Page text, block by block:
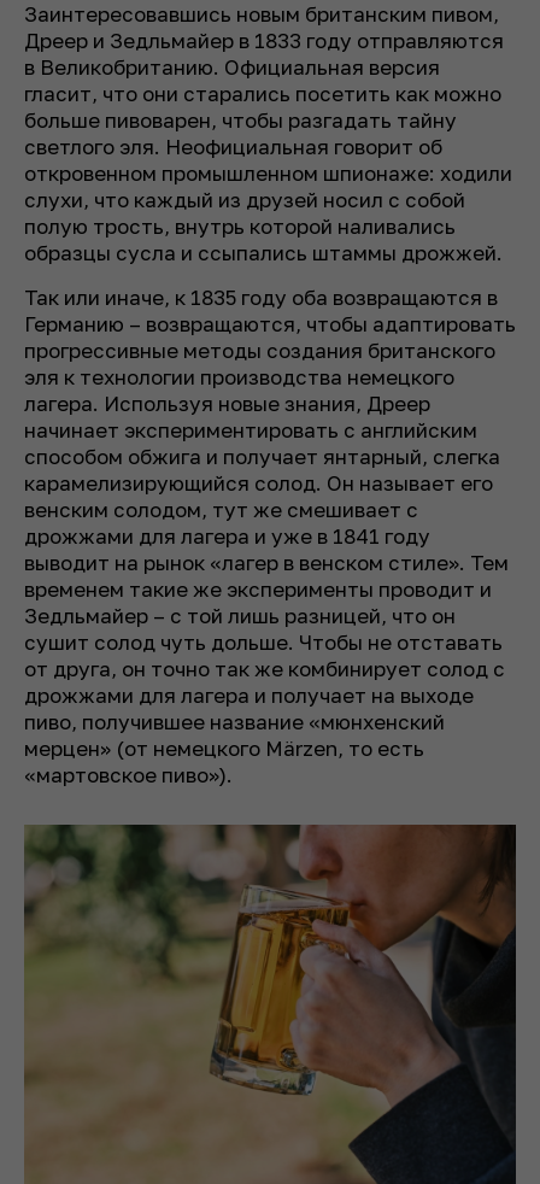
Заинтересовавшись новым британским пивом,
Дреер и Зедльмайер в 1833 году отправляются
в Великобританию. Официальная версия
гласит, что они старались посетить как можно
больше пивоварен, чтобы разгадать тайну
светлого эля. Неофициальная говорит об
откровенном промышленном шпионаже: ходили
слухи, что каждый из друзей носил с собой
полую трость, внутрь которой наливались
образцы сусла и ссыпались штаммы дрожжей.
Так или иначе, к 1835 году оба возвращаются в
Германию – возвращаются, чтобы адаптировать
прогрессивные методы создания британского
эля к технологии производства немецкого
лагера. Используя новые знания, Дреер
начинает экспериментировать с английским
способом обжига и получает янтарный, слегка
карамелизирующийся солод. Он называет его
венским солодом, тут же смешивает с
дрожжами для лагера и уже в 1841 году
выводит на рынок «лагер в венском стиле». Тем
временем такие же эксперименты проводит и
Зедльмайер – с той лишь разницей, что он
сушит солод чуть дольше. Чтобы не отставать
от друга, он точно так же комбинирует солод с
дрожжами для лагера и получает на выходе
пиво, получившее название «мюнхенский
мерцен» (от немецкого Märzen, то есть
«мартовское пиво»).